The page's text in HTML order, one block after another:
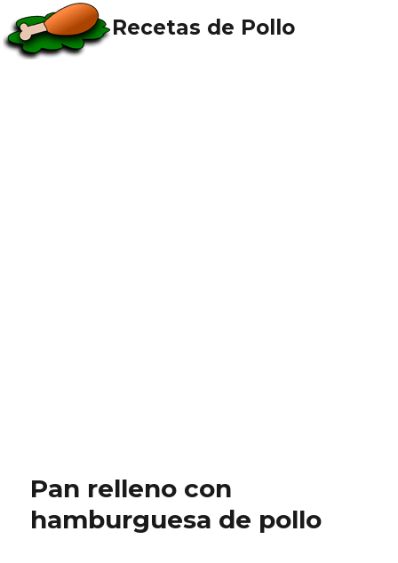
Recetas de Pollo
Pan relleno con
hamburguesa de pollo